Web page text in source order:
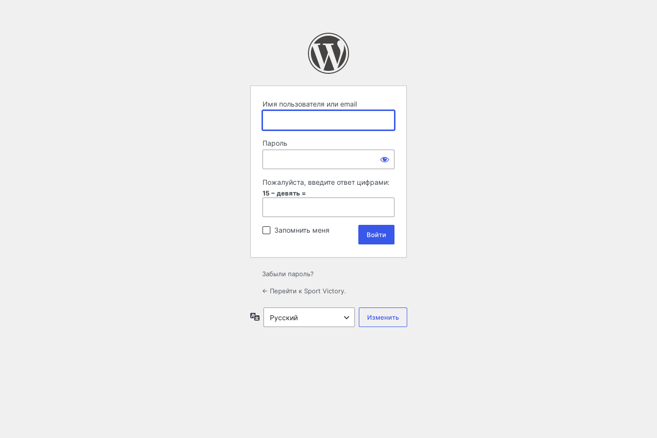
Имя пользователя или email
Пароль
Пожалуйста, введите ответ цифрами:
15 − девять =
Запомнить меня
Забыли пароль?
← Перейти к Sport Victory.
Язык